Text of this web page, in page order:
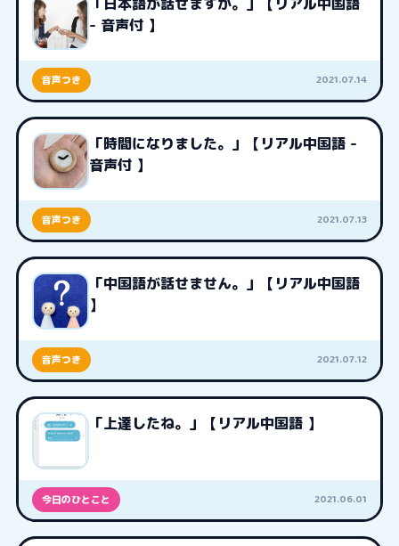
- 音声付 】
音声つき 2021.07.14
「時間になりました。」【リアル中国語 -
音声付 】
音声つき 2021.07.13
「中国語が話せません。」【リアル中国語
】
音声つき 2021.07.12
「上達したね。」【リアル中国語 】
今日のひとこと 2021.06.01